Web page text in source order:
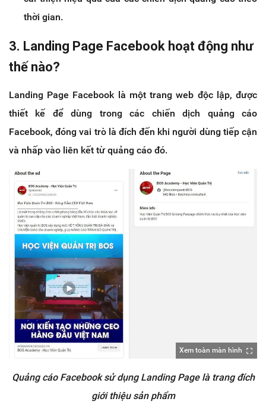
thời gian.
3. Landing Page Facebook hoạt động như
thế nào?
Landing Page Facebook là một trang web độc lập, được
thiết kế để dùng trong các chiến dịch quảng cáo
Facebook, đóng vai trò là đích đến khi người dùng tiếp cận
và nhấp vào liên kết từ quảng cáo đó.
Xem toàn màn hình
Quảng cáo Facebook sử dụng Landing Page là trang đích
giới thiệu sản phẩm